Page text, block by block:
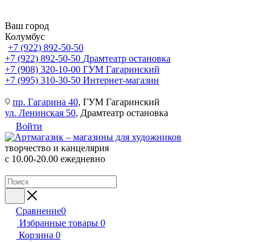
Ваш город
Колумбус
+7 (922) 892-50-50
+7 (922) 892-50-50 Драмтеатр остановка
+7 (908) 320-10-00 ГУМ Гагаринский
+7 (995) 310-30-50 Интернет-магазин
пр. Гагарина 40, ГУМ Гагаринский
ул. Ленинская 50, Драмтеатр остановка
Войти
творчество и канцелярия
с 10.00-20.00 ежедневно
Сравнение0
Избранные товары 0
Корзина 0